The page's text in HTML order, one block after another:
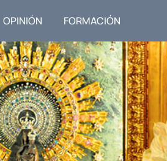
OPINIÓN FORMACIÓN